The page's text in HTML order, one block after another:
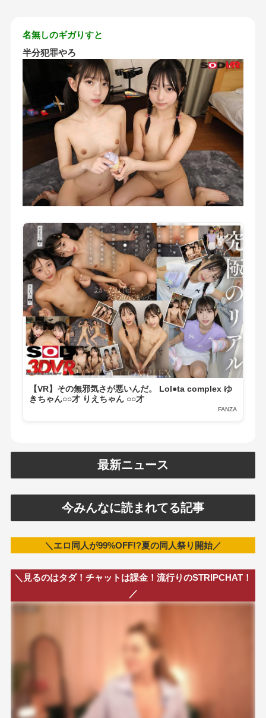
名無しのギガりすと
半分犯罪やろ
【VR】その無邪気さが悪いんだ。 Lol●ta complex ゆ
きちゃん○○才 りえちゃん ○○才
FANZA
最新ニュース
今みんなに読まれてる記事
＼エロ同人が99%OFF!?夏の同人祭り開始／
＼見るのはタダ！チャットは課金！流行りのSTRIPCHAT！
／